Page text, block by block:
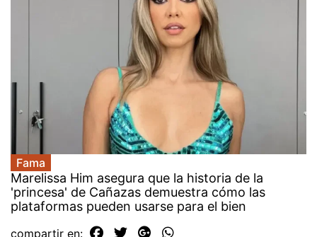
Fama
Marelissa Him asegura que la historia de la
'princesa' de Cañazas demuestra cómo las
plataformas pueden usarse para el bien
compartir en: